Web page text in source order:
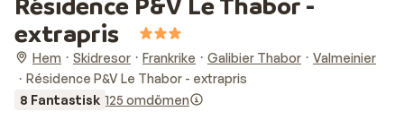
extrapris
Hem Skidresor Frankrike Galibier Thabor
Valmeinier
Résidence P&V Le Thabor - extrapris
8 Fantastisk 125 omdömen